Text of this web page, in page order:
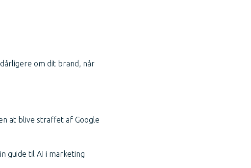
om dit brand, når
at blive straffet af Google
guide til AI i marketing